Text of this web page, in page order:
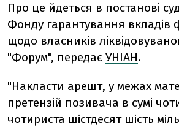
Про це йдеться в постанові
Фонду гарантування вкладів
щодо власників
"Форум", передає УНІАН.
"Накласти арешт, у межах
претензій позивача в сумі
чотириста шістдесят шість